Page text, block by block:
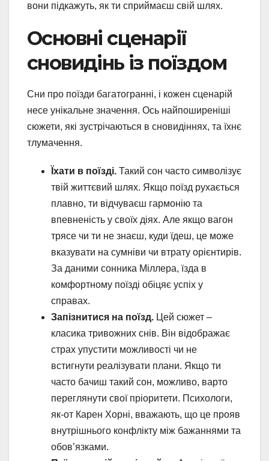
вони підкажуть, як ти сприймаєш свій шлях.
Основні сценарії
сновидінь із поїздом
Сни про поїзди багатогранні, і кожен сценарій
несе унікальне значення. Ось найпоширеніші
сюжети, які зустрічаються в сновидіннях, та їхнє
тлумачення.
Їхати в поїзді. Такий сон часто символізує
твій життєвий шлях. Якщо поїзд рухається
плавно, ти відчуваєш гармонію та
впевненість у своїх діях. Але якщо вагон
трясе чи ти не знаєш, куди їдеш, це може
вказувати на сумніви чи втрату орієнтирів.
За даними сонника Міллера, їзда в
комфортному поїзді обіцяє успіх у
справах.
Запізнитися на поїзд. Цей сюжет –
класика тривожних снів. Він відображає
страх упустити можливості чи не
встигнути реалізувати плани. Якщо ти
часто бачиш такий сон, можливо, варто
переглянути свої пріоритети. Психологи,
як-от Карен Хорні, вважають, що це прояв
внутрішнього конфлікту між бажаннями та
обов’язками.